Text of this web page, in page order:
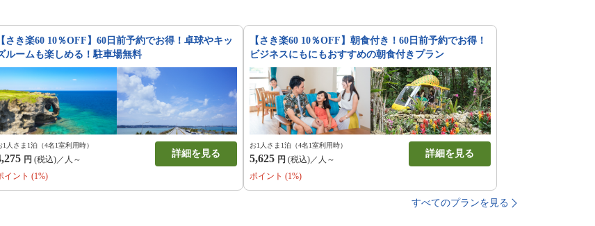
アム和室和の落ち着き
室。客室専用の露天風呂
と癒しの時間をお過ごし
ちろん、ご家族での贅沢
に、ご家族旅行や特別
間となっております。ぜ
ださい。皆様のご宿泊を
家族でのご利用も可能・完全貸切制ご予約は以下のページのお
問い合わせフォームよりお願い致します。ご宿泊の際は、ぜひ
新しく誕生した癒し空間をご体験ください。
【さき楽60 10％OFF】60日前予約でお得！卓球やキッ
ルームも楽しめる！駐車場無料
1人さま1泊（4名1室利用時）
円 (税込)／人～
詳細を見る
イント (1%)
【さき楽60 10％OFF】朝食付き！60日前予約でお得！
ビジネスにもにもおすすめの朝食付きプラン
お1人さま1泊（4名1室利用時）
5,625 円 (税込)／人～
詳細を見る
ポイント (1%)
すべてのプランを見る